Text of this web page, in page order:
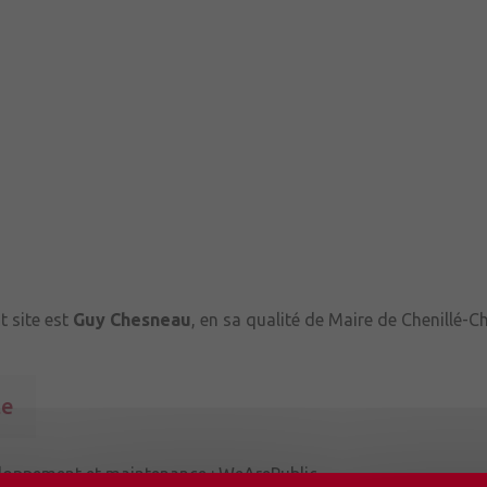
site est Guy Chesneau, en sa qualité de Maire de Chenillé-
et maintenance :WeArePublic